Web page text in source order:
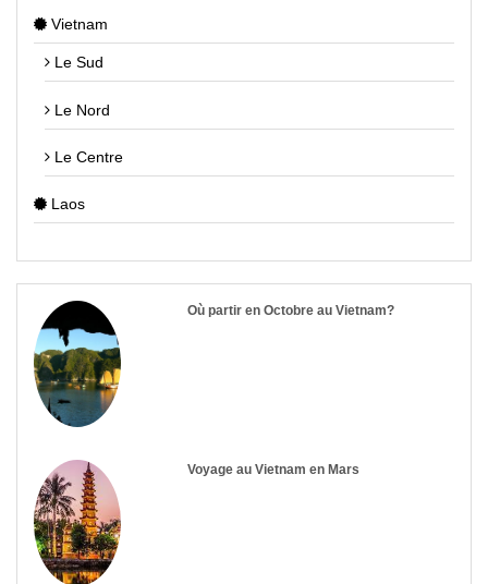
Vietnam
Le Sud
Le Nord
Le Centre
Laos
Où partir en Octobre au Vietnam?
Voyage au Vietnam en Mars